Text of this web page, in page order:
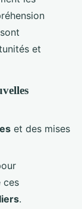
et
et des mises
ces
.